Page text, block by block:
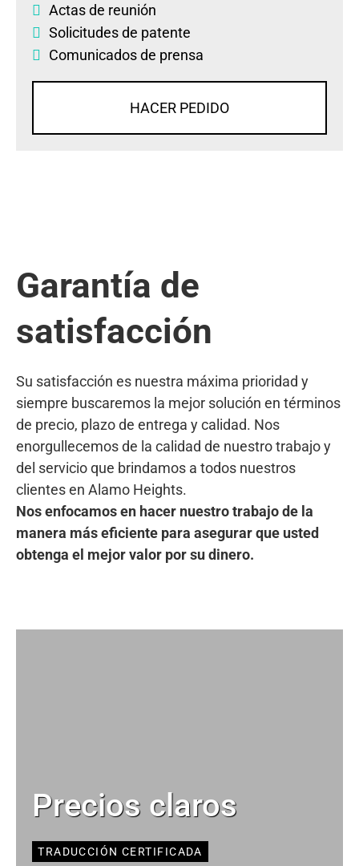
Actas de reunión
Solicitudes de patente
Comunicados de prensa
HACER PEDIDO
Garantía de
satisfacción
Su satisfacción es nuestra máxima prioridad y
siempre buscaremos la mejor solución en términos
de precio, plazo de entrega y calidad. Nos
enorgullecemos de la calidad de nuestro trabajo y
del servicio que brindamos a todos nuestros
clientes en Alamo Heights.
Nos enfocamos en hacer nuestro trabajo de la
manera más eficiente para asegurar que usted
obtenga el mejor valor por su dinero.
Precios claros
TRADUCCIÓN CERTIFICADA